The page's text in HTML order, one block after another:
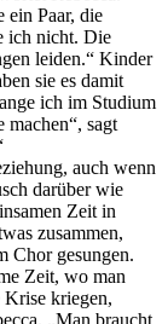
ein Paar, die
ich nicht. Die
leiden.“ Kinder
sie es damit
ich im Studium
machen“, sagt
auch wenn
darüber wie
Zeit in
zusammen,
Chor gesungen.
Zeit, wo man
Krise kriegen,
„Man braucht